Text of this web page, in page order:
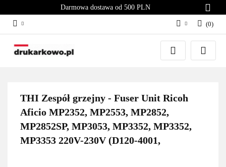
Darmowa dostawa od 500 PLN
Zaloguj się
Załóż konto
(0)
THI Zespół grzejny - Fuser Unit Ricoh
Aficio MP2352, MP2553, MP2852,
MP2852SP, MP3053, MP3352, MP3352,
MP3353 220V-230V (D120-4001,